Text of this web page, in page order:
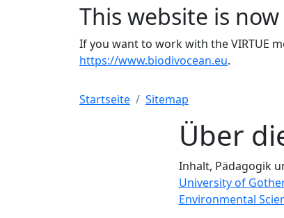
This website is
If you want to work with the VIRTUE
https://www.biodivocean.eu.
Startseite Sitemap
Über
Inhalt, Pädagogik
University of
Environmental